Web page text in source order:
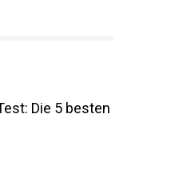
Die 5 besten